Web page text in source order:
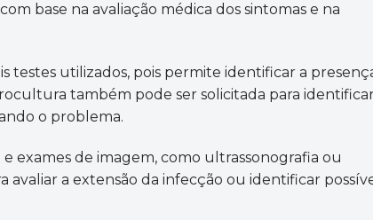
base na avaliação médica dos sintomas e na
testes utilizados, pois permite identificar a
também pode ser solicitada para
o problema.
exames de imagem, como ultrassonografia ou
avaliar a extensão da infecção ou identificar